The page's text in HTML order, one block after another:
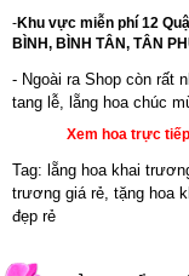
-Khu vực miễn phí 12
BÌNH, BÌNH TÂN, TÂN
- Ngoài ra Shop còn rất
tang lễ
ẵng hoa chúc
Xem hoa trực
Tag: lẵng hoa khai
trương giá rẻ, tặng hoa
đẹp rẻ